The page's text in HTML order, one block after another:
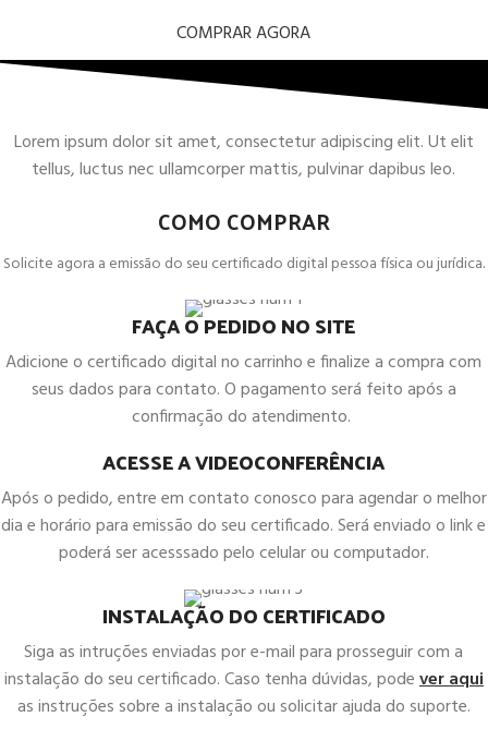
COMPRAR AGORA
Lorem ipsum dolor sit amet, consectetur adipiscing elit. Ut elit
tellus, luctus nec ullamcorper mattis, pulvinar dapibus leo.
COMO COMPRAR
Solicite agora a emissão do seu certificado digital pessoa física ou jurídica.
FAÇA O PEDIDO NO SITE
Adicione o certificado digital no carrinho e finalize a compra com
seus dados para contato. O pagamento será feito após a
confirmação do atendimento.
ACESSE A VIDEOCONFERÊNCIA
Após o pedido, entre em contato conosco para agendar o melhor
dia e horário para emissão do seu certificado. Será enviado o link e
poderá ser acesssado pelo celular ou computador.
INSTALAÇÃO DO CERTIFICADO
Siga as intruções enviadas por e-mail para prosseguir com a
instalação do seu certificado. Caso tenha dúvidas, podever aqui
as instruções sobre a instalação ou solicitar ajuda do suporte.